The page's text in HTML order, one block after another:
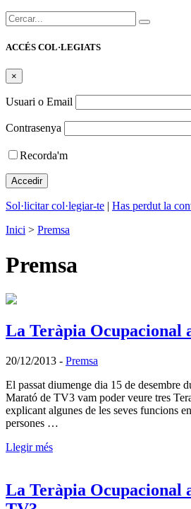
Cercar:
ACCÉS COL·LEGIATS
×
Usuari o Email
Contrasenya
Recorda'm
Sol·licitar col·legiar-te | Has perdut la
Inici > Premsa
Premsa
La Teràpia Ocupacional
20/12/2013 - Premsa
El passat diumenge dia 15 de desembre
Marató de TV3 vam poder veure tres
explicant algunes de les seves funcions
persones …
Llegir més
La Teràpia Ocupacional